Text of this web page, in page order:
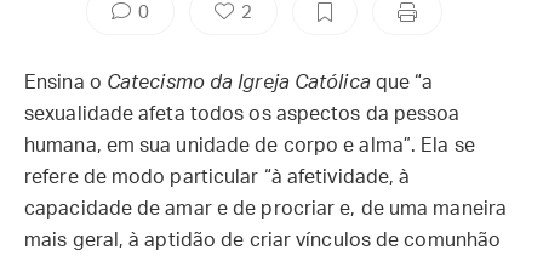
0 2
Ensina o Catecismo da Igreja Católicaque “a
sexualidade afeta todos os aspectos da pessoa
humana, em sua unidade de corpo e alma”. Ela se
refere de modo particular “à afetividade, à
capacidade de amar e de procriar e, de uma maneira
mais geral, à aptidão de criar vínculos de comunhão